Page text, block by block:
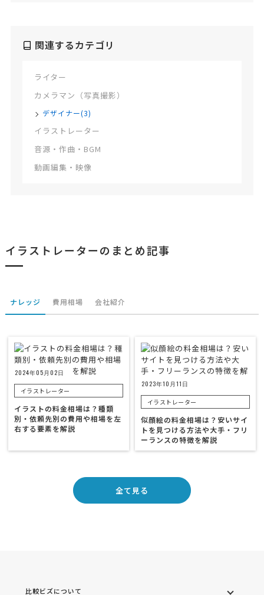
関連するカテゴリ
ライター
カメラマン（写真撮影）
デザイナー(3)
イラストレーター
音源・作曲・BGM
動画編集・映像
イラストレーターのまとめ記事
ナレッジ 費用相場 会社紹介
2024年05月02日
イラストレーター
イラストの料金相場は？種類
別・依頼先別の費用や相場を左
右する要素を解説
2023年10月11日
イラストレーター
似顔絵の料金相場は？安いサイ
トを見つける方法や大手・フリ
ーランスの特徴を解説
全て見る
比較ビズについて